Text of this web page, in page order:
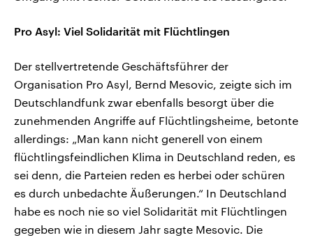
Pro Asyl: Viel Solidarität mit Flüchtlingen
Der stellvertretende Geschäftsführer der
Organisation Pro Asyl, Bernd Mesovic, zeigte sich im
Deutschlandfunk zwar ebenfalls besorgt über die
zunehmenden Angriffe auf Flüchtlingsheime, betonte
allerdings: „Man kann nicht generell von einem
flüchtlingsfeindlichen Klima in Deutschland reden, es
sei denn, die Parteien reden es herbei oder schüren
es durch unbedachte Äußerungen.“ In Deutschland
habe es noch nie so viel Solidarität mit Flüchtlingen
gegeben wie in diesem Jahr sagte Mesovic. Die